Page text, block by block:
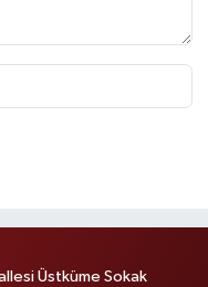
Üstküme Sokak